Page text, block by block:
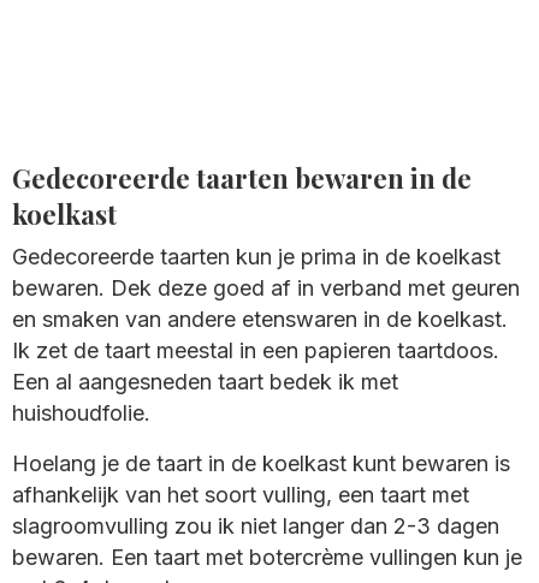
Gedecoreerde taarten bewaren in de
koelkast
Gedecoreerde taarten kun je prima in de koelkast
bewaren. Dek deze goed af in verband met geuren
en smaken van andere etenswaren in de koelkast.
Ik zet de taart meestal in een papieren taartdoos.
Een al aangesneden taart bedek ik met
huishoudfolie.
Hoelang je de taart in de koelkast kunt bewaren is
afhankelijk van het soort vulling, een taart met
slagroomvulling zou ik niet langer dan 2-3 dagen
bewaren. Een taart met botercrème vullingen kun je